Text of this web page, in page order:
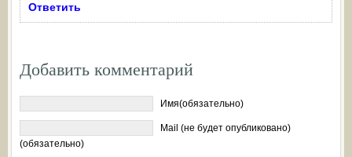
Ответить
Добавить комментарий
Имя(обязательно)
Mail (не будет опубликовано)
(обязательно)